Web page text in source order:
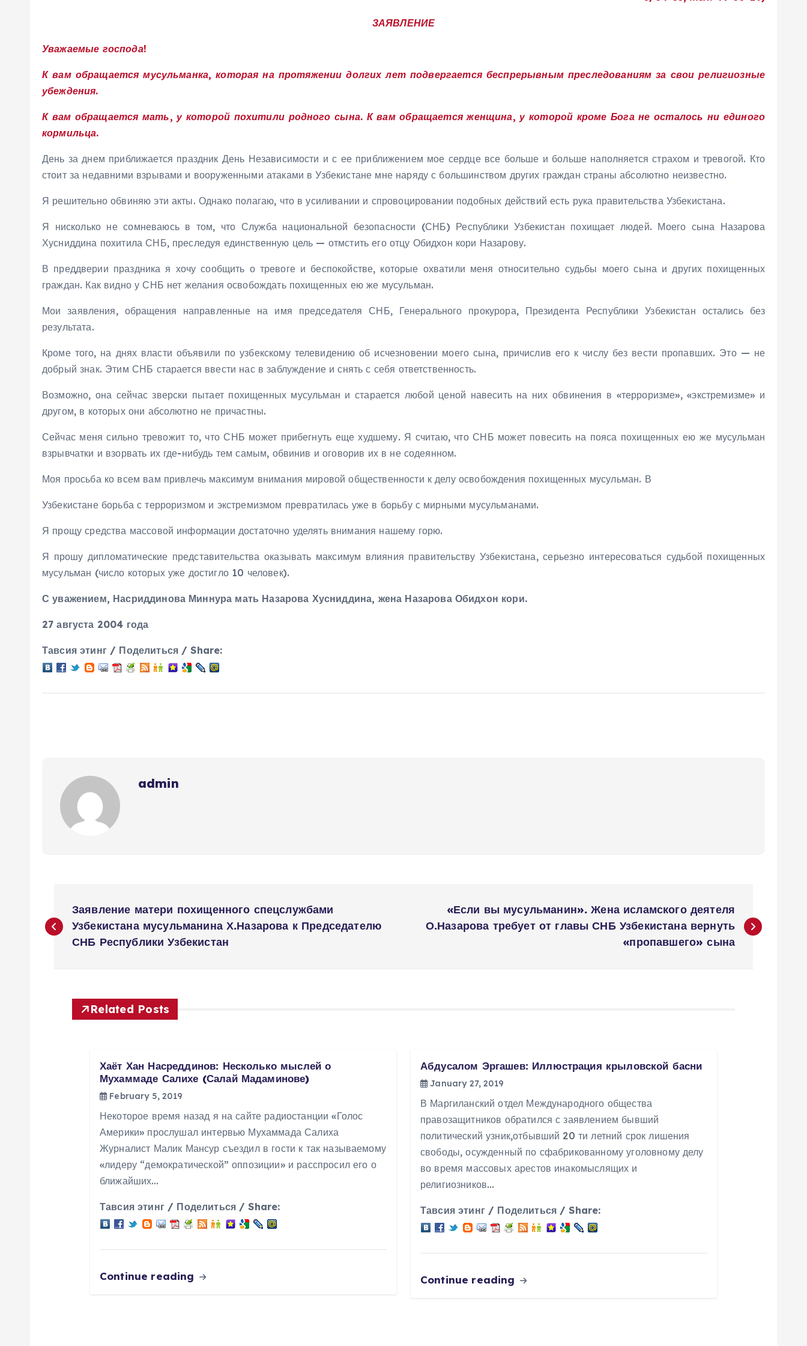
ЗАЯВЛЕНИЕ
Уважаемые господа!
К вам обращается мусульманка, которая на протяжении долгих лет подвергается беспрерывным преследованиям за свои религиозные
убеждения.
К вам обращается мать, у которой похитили родного сына. К вам обращается женщина, у которой кроме Бога не осталось ни единого
кормильца.
День за днем приближается праздник День Независимости и с ее приближением мое сердце все больше и больше наполняется страхом и тревогой. Кто
стоит за недавними взрывами и вооруженными атаками в Узбекистане мне наряду с большинством других граждан страны абсолютно неизвестно.
Я решительно обвиняю эти акты. Однако полагаю, что в усиливании и спровоцировании подобных действий есть рука правительства Узбекистана.
Я нисколько не сомневаюсь в том, что Служба национальной безопасности (СНБ) Республики Узбекистан похищает людей. Моего сына Назарова
Хусниддина похитила СНБ, преследуя единственную цель — отмстить его отцу Обидхон кори Назарову.
В преддверии праздника я хочу сообщить о тревоге и беспокойстве, которые охватили меня относительно судьбы моего сына и других похищенных
граждан. Как видно у СНБ нет желания освобождать похищенных ею же мусульман.
Мои заявления, обращения направленные на имя председателя СНБ, Генерального прокурора, Президента Республики Узбекистан остались без
результата.
Кроме того, на днях власти объявили по узбекскому телевидению об исчезновении моего сына, причислив его к числу без вести пропавших. Это — не
добрый знак. Этим СНБ старается ввести нас в заблуждение и снять с себя ответственность.
Возможно, она сейчас зверски пытает похищенных мусульман и старается любой ценой навесить на них обвинения в «терроризме», «экстремизме» и
другом, в которых они абсолютно не причастны.
Сейчас меня сильно тревожит то, что СНБ может прибегнуть еще худшему. Я считаю, что СНБ может повесить на пояса похищенных ею же мусульман
взрывчатки и взорвать их где-нибудь тем самым, обвинив и оговорив их в не содеянном.
Моя просьба ко всем вам привлечь максимум внимания мировой общественности к делу освобождения похищенных мусульман. В
Узбекистане борьба с терроризмом и экстремизмом превратилась уже в борьбу с мирными мусульманами.
Я прощу средства массовой информации достаточно уделять внимания нашему горю.
Я прошу дипломатические представительства оказывать максимум влияния правительству Узбекистана, серьезно интересоваться судьбой похищенных
мусульман (число которых уже достигло 10 человек).
С уважением, Насриддинова Миннура мать Назарова Хусниддина, жена Назарова Обидхон кори.
27 августа 2004 года
Тавсия этинг / Поделиться / Share:
admin
o
Заявление матери похищенного спецслужбами
Узбекистана мусульманина Х.Назарова к Председателю
СНБ Республики Узбекистан
«Если вы мусульманин». Жена исламского деятеля
О.Назарова требует от главы СНБ Узбекистана вернуть
«пропавшего» сына
Related Posts
Хаёт Хан Насреддинов: Несколько мыслей о
Мухаммаде Салихе (Салай Мадаминове)
February 5, 2019
Некоторое время назад я на сайте радиостанции «Голос
Америки» прослушал интервью Мухаммада Салиха
Журналист Малик Мансур съездил в гости к так называемому
«лидеру “демократической” оппозиции» и расспросил его о
ближайших…
Тавсия этинг / Поделиться / Share:
Continue reading
Абдусалом Эргашев: Иллюстрация крыловской басни
January 27, 2019
В Маргиланский отдел Международного общества
правозащитников обратился с заявлением бывший
политический узник,отбывший 20 ти летний срок лишения
свободы, осужденный по сфабрикованному уголовному делу
во время массовых арестов инакомыслящих и
религиозников…
Тавсия этинг / Поделиться / Share:
Continue reading